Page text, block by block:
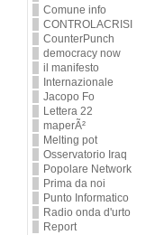
Comune info
CONTROLACRISI
CounterPunch
democracy now
il manifesto
Internazionale
Jacopo Fo
Lettera 22
maperÃ²
Melting pot
Osservatorio Iraq
Popolare Network
Prima da noi
Punto Informatico
Radio onda d'urto
Report